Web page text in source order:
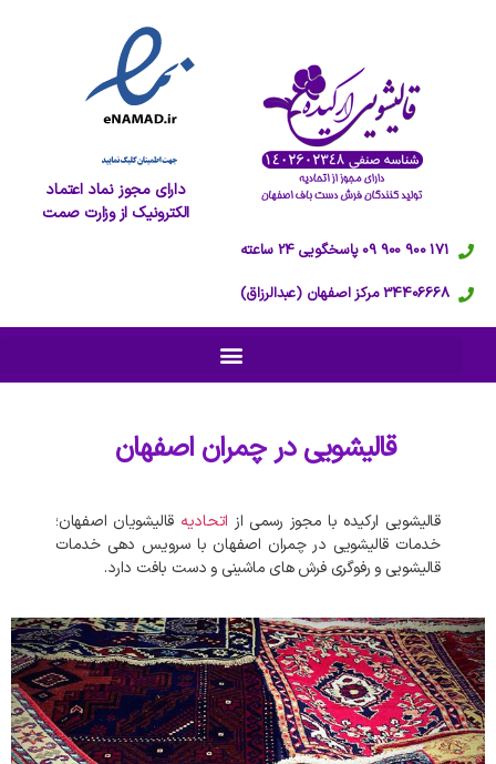
دارای مجوز نماد اعتماد
الکترونیک از وزارت صمت
171 900 900 09 پاسخگویی 24 ساعته
34406668 مرکز اصفهان (عبدالرزاق)
قالیشویی درچمران اصفهان
قالیشویی ارکیده با مجوز رسمی از اتحادیه قالیشویان اصفهان؛
خدمات قالیشویی در چمران اصفهان با سرویس دهی خدمات
قالیشویی و رفوگری فرش های ماشینی و دست بافت دارد.